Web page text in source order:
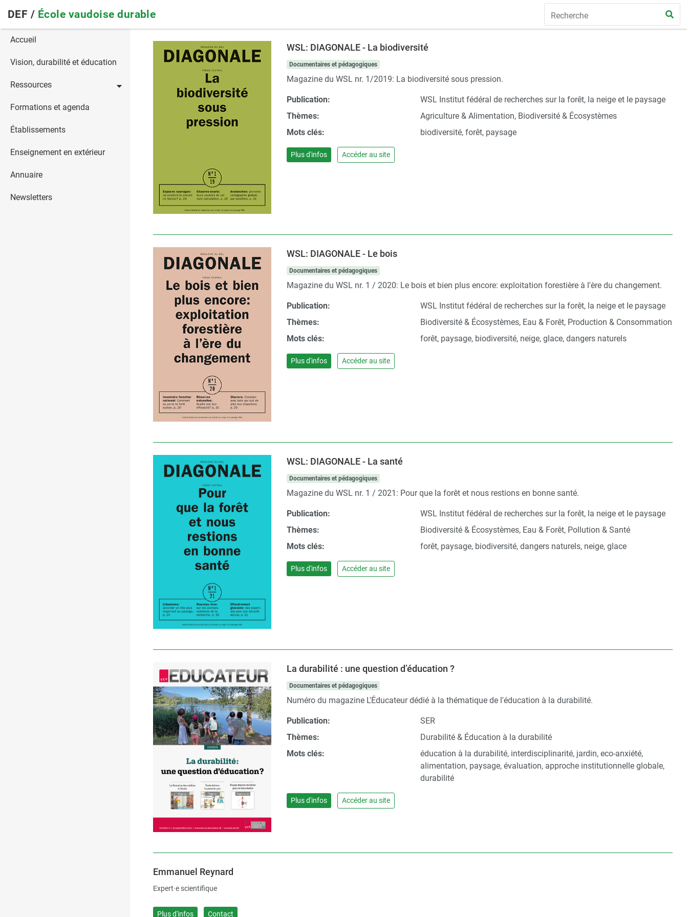
main
navigation
DEF / École vaudoise durable
Main
navigation
Accueil
Vision, durabilité et éducation
Ressources
Formations et agenda
Établissements
Enseignement en extérieur
Annuaire
Newsletters
WSL: DIAGONALE - La biodiversité
Documentaires et pédagogiques
Magazine du WSL nr. 1/2019: La biodiversité sous pression.
Publication:
WSL Institut fédéral de recherches sur la forêt, la neige et le paysage
Thèmes:
Agriculture & Alimentation, Biodiversité & Écosystèmes
Mots clés:
biodiversité, forêt, paysage
Plus d'infos Accéder au site
WSL: DIAGONALE - Le bois
Documentaires et pédagogiques
Magazine du WSL nr. 1 / 2020: Le bois et bien plus encore: exploitation forestière à l'ère du changement.
Publication:
WSL Institut fédéral de recherches sur la forêt, la neige et le paysage
Thèmes:
Biodiversité & Écosystèmes, Eau & Forêt, Production & Consommation
Mots clés:
forêt, paysage, biodiversité, neige, glace, dangers naturels
Plus d'infos Accéder au site
WSL: DIAGONALE - La santé
Documentaires et pédagogiques
Magazine du WSL nr. 1 / 2021: Pour que la forêt et nous restions en bonne santé.
Publication:
WSL Institut fédéral de recherches sur la forêt, la neige et le paysage
Thèmes:
Biodiversité & Écosystèmes, Eau & Forêt, Pollution & Santé
Mots clés:
forêt, paysage, biodiversité, dangers naturels, neige, glace
Plus d'infos Accéder au site
La durabilité : une question d’éducation ?
Documentaires et pédagogiques
Numéro du magazine L'Éducateur dédié à la thématique de l'éducation à la durabilité.
Publication:
SER
Thèmes:
Durabilité & Éducation à la durabilité
Mots clés:
éducation à la durabilité, interdisciplinarité, jardin, eco-anxiété,
alimentation, paysage, évaluation, approche institutionnelle globale,
durabilité
Plus d'infos Accéder au site
Emmanuel Reynard
Expert·e scientifique
Plus d'infos Contact